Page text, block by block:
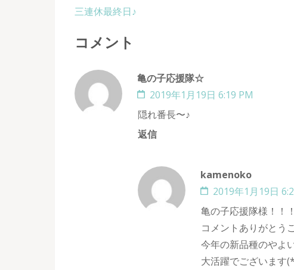
投
ナ
ゲ
ー
シ
三連休最終日♪
コメント
亀の子応援隊☆
2019年1月19日 6:19 PM
隠れ番長〜♪
返信
kamenoko
2019年1月19日
亀の子応援隊様！！！
コメントありがとう
今年の新品種のやよ
大活躍でございます